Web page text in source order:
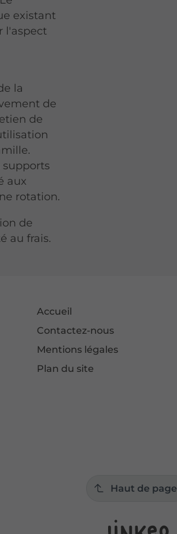
existant
l'aspect
la
de
de
supports
aux
rotation.
de
au frais.
Accueil
Contactez-nous
Mentions légales
Plan du site
Haut de page